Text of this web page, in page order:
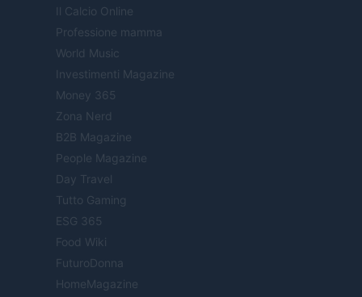
Il Calcio Online
Professione mamma
World Music
Investimenti Magazine
Money 365
Zona Nerd
B2B Magazine
People Magazine
Day Travel
Tutto Gaming
ESG 365
Food Wiki
FuturoDonna
HomeMagazine